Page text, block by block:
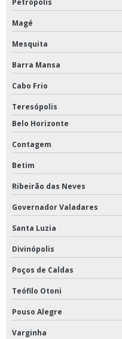
Petrópolis
Magé
Mesquita
Barra Mansa
Cabo Frio
Teresópolis
Belo Horizonte
Contagem
Betim
Ribeirão das Neves
Governador Valadares
Santa Luzia
Divinópolis
Poços de Caldas
Teófilo Otoni
Pouso Alegre
Varginha